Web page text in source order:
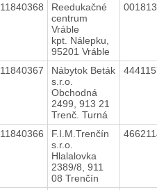
11840368
Reedukačné
centrum
Vráble
kpt. Nálepku,
95201 Vráble
11840367
Nábytok Beták
s.r.o.
Obchodná
2499, 913 21
Trenč. Turná
11840366
F.I.M.Trenčín
s.r.o.
Hlalalovka
2389/8, 911
08 Trenčín